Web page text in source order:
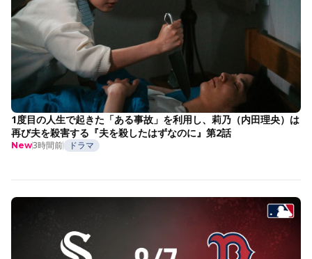
1度目の人生で起きた「ある事故」を利用し、莉乃（内田理央）は
再び夫を殺害する『夫を殺したはずなのに』第2話
New3時間前 ドラマ